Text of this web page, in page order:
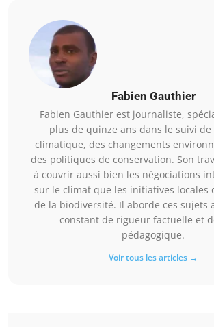
Fabien Gauthier
Fabien Gauthier est journaliste,
plus de quinze ans dans le suivi de
climatique, des changements
des politiques de conservation. Son
à couvrir aussi bien les négociations
sur le climat que les initiatives locales
de la biodiversité. Il aborde ces sujets
constant de rigueur factuelle et
pédagogique.
Voir tous les articles →